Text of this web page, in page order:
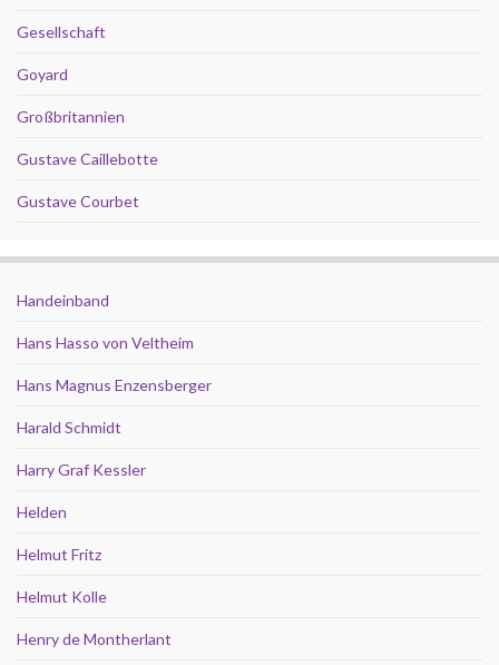
Gesellschaft
Goyard
Großbritannien
Gustave Caillebotte
Gustave Courbet
Handeinband
Hans Hasso von Veltheim
Hans Magnus Enzensberger
Harald Schmidt
Harry Graf Kessler
Helden
Helmut Fritz
Helmut Kolle
Henry de Montherlant